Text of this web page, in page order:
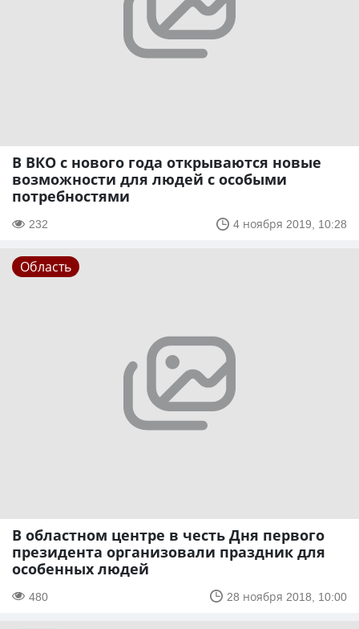
В ВКО с нового года открываются новые
возможности для людей с особыми
потребностями
232 4 ноября 2019, 10:28
Область
В областном центре в честь Дня первого
президента организовали праздник для
особенных людей
480 28 ноября 2018, 10:00